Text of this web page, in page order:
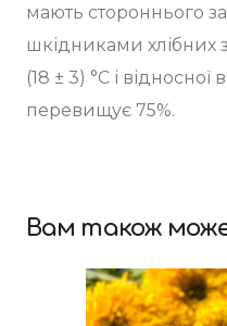
мають стороннього
шкідниками хлібних
(18 ± 3) °C і відносної
перевищує 75%.
Вам також